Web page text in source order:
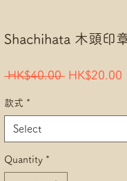
Shachihata 木頭印
HK$40.00 Regular
HK$20.00
款式 *
Select
Quantity *